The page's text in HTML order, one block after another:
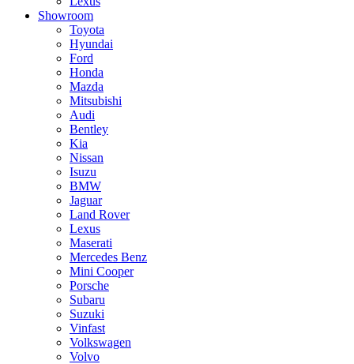
Showroom
Toyota
Hyundai
Ford
Honda
Mazda
Mitsubishi
Audi
Bentley
Kia
Nissan
Isuzu
BMW
Jaguar
Land Rover
Lexus
Maserati
Mercedes Benz
Mini Cooper
Porsche
Subaru
Suzuki
Vinfast
Volkswagen
Volvo